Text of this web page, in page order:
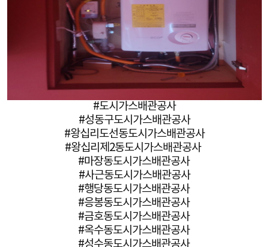
#도시가스배관공사
#성동구도시가스배관공사
#왕십리도선동도시가스배관공사
#왕십리제2동도시가스배관공사
#마장동도시가스배관공사
#사근동도시가스배관공사
#행당동도시가스배관공사
#응봉동도시가스배관공사
#금호동도시가스배관공사
#옥수동도시가스배관공사